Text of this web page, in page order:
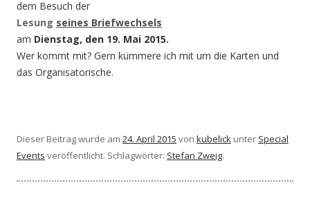
dem Besuch der
Lesung seines Briefwechsels
am Dienstag, den 19. Mai 2015.
Wer kommt mit? Gern kümmere ich mit um die Karten und
das Organisatorische.
Dieser Beitrag wurde am 24. April 2015 von kubelick unter Special
Events veröffentlicht. Schlagwörter: Stefan Zweig.